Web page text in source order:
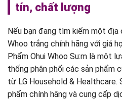
tín, chất lượng
Nếu bạn đang tìm kiếm một
Whoo trắng chính hãng với giá
Phẩm Ohui Whoo Su:m là một
thống phân phối các sản phẩm
từ LG Household & Healthcare.
phẩm chính hãng và cung cấp